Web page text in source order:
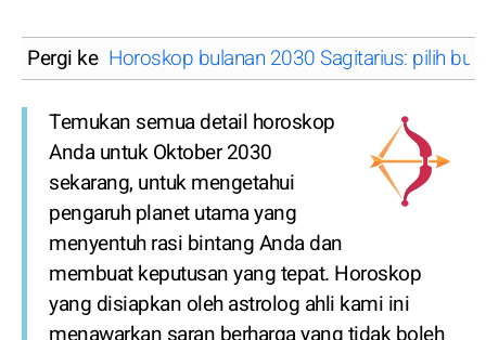
Pergi ke Horoskop bulanan 2030 Sagitarius: pilih
Temukan semua detail horoskop
Anda untuk Oktober 2030
sekarang, untuk mengetahui
pengaruh planet utama yang
menyentuh rasi bintang Anda dan
membuat keputusan yang tepat. Horoskop
yang disiapkan oleh astrolog ahli kami ini